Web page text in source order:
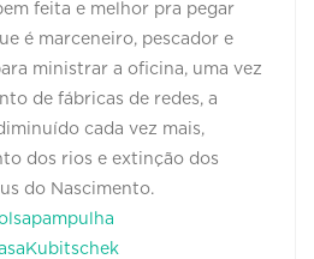
feita e melhor pra pegar
é marceneiro, pescador e
ministrar a oficina, uma vez
de fábricas de redes, a
cada vez mais,
dos rios e extinção dos
do Nascimento.